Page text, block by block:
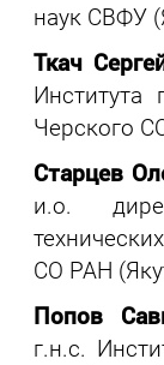
наук СВФУ
Ткач
Черского
Старцев
и.о.
СО РАН
Попов
г.н.с.